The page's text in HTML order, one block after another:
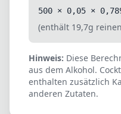
500 × 0,05 ×
(enthält 19,7g
Hinweis: Diese
aus dem Alkohol.
enthalten zusätzlich
anderen Zutaten.